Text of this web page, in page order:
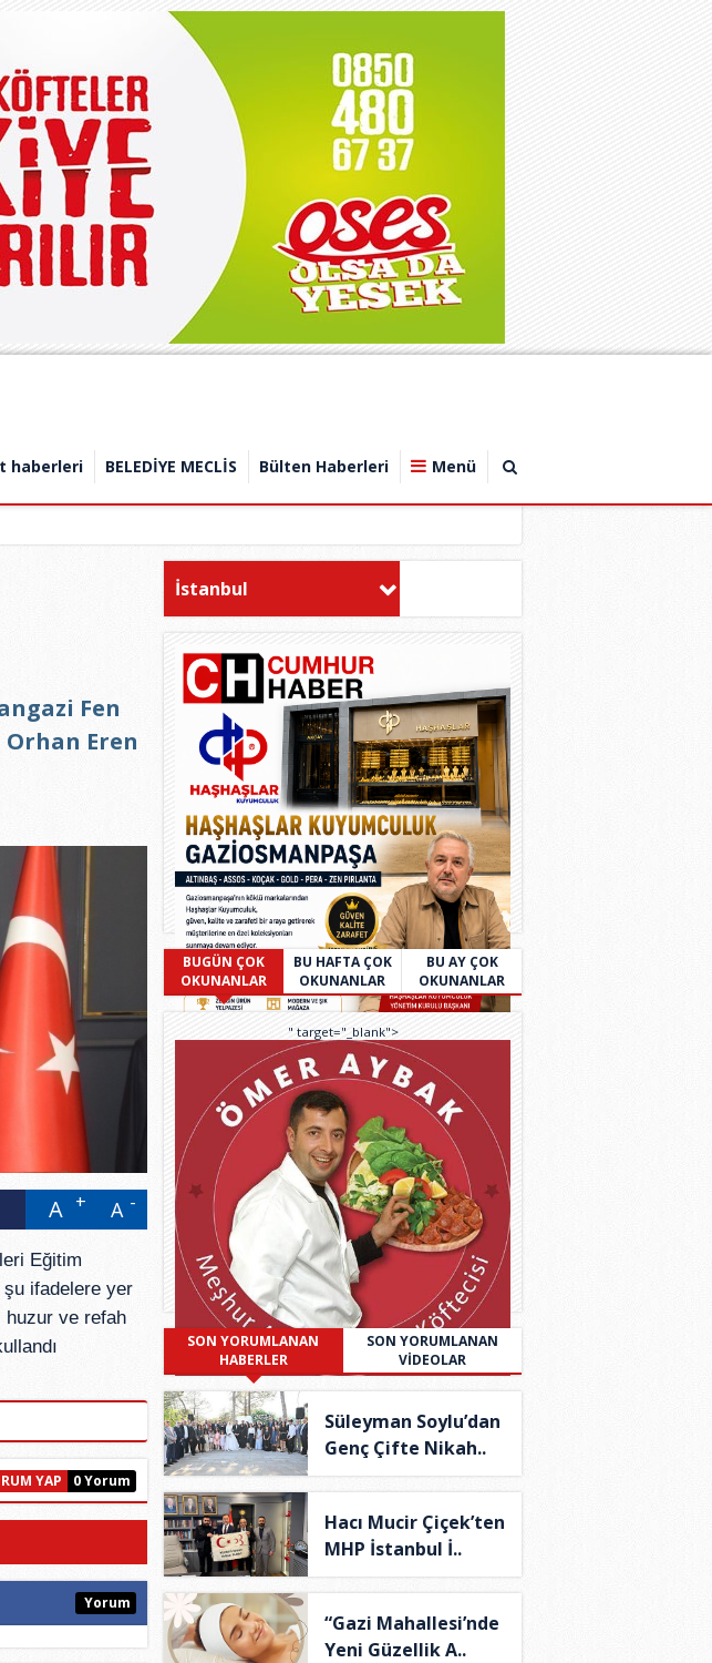
haberleri BELEDİYE MECLİS Bülten Haberleri Menü
Fen
Eren
A A
Eğitim
şu ifadelere yer
huzur ve refah
0 Yorum
YAP
Yorum
İstanbul
BUGÜN ÇOK
OKUNANLAR
BU HAFTA ÇOK
OKUNANLAR
BU AY ÇOK
OKUNANLAR
" target="_blank">
SON YORUMLANAN
HABERLER
SON YORUMLANAN
VİDEOLAR
Süleyman Soylu’dan
Genç Çifte Nikah..
Hacı Mucir Çiçek’ten
MHP İstanbul İ..
“Gazi Mahallesi’nde
Yeni Güzellik A..